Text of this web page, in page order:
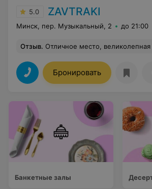
5.0 ZAVTRAKI
Минск, пер. Музыкальный, 2 до 21:00
Отзыв. Отличное место, великолепная кухня,
Бронировать
Банкетные залы